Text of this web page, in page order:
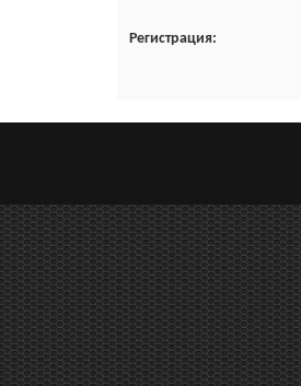
Регистрация